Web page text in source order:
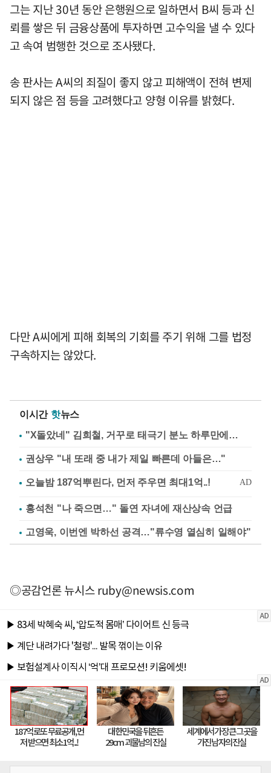
그는 지난 30년 동안 은행원으로 일하면서 B씨 등과 신
뢰를 쌓은 뒤 금융상품에 투자하면 고수익을 낼 수 있다
고 속여 범행한 것으로 조사됐다.
송 판사는 A씨의 죄질이 좋지 않고 피해액이 전혀 변제
되지 않은 점 등을 고려했다고 양형 이유를 밝혔다.
다만 A씨에게 피해 회복의 기회를 주기 위해 그를 법정
구속하지는 않았다.
이시간 핫뉴스
"X돌았네" 김희철, 거꾸로 태극기 분노 하루만에…
권상우 "내 또래 중 내가 제일 빠른데 아들은…"
홍석천 "나 죽으면…" 돌연 자녀에 재산상속 언급
고영욱, 이번엔 박하선 공격…"류수영 열심히 일해야"
◎공감언론 뉴시스ruby@newsis.com